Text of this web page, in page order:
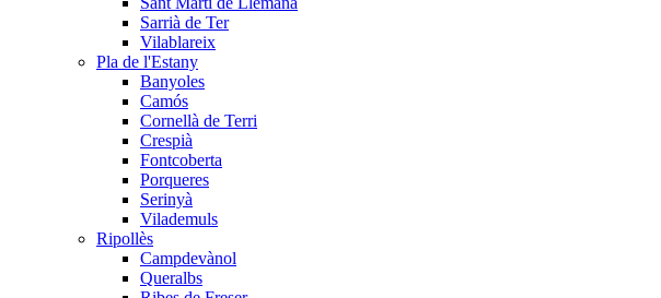
Sarrià de Ter
Vilablareix
Pla de l'Estany
Banyoles
Camós
Cornellà de Terri
Crespià
Fontcoberta
Porqueres
Serinyà
Vilademuls
Ripollès
Campdevànol
Queralbs